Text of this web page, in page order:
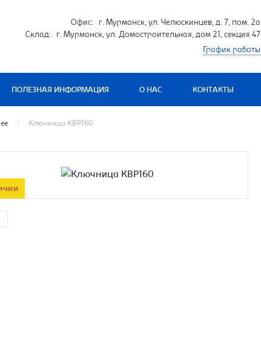
Офис: г. Мурманск, ул. Челюскинцев, д. 7, пом. 2а
Склад: г. Мурманск, ул. Домостроительная, дом 21, секция 47
График работы
ПОЛЕЗНАЯ ИНФОРМАЦИЯ О НАС КОНТАКТЫ
Ключница KBP160